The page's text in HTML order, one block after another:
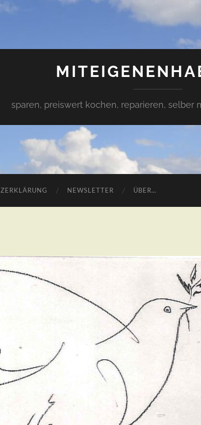
sparen, preiswert kochen, reparieren, selber
NEWSLETTER ÜBER…